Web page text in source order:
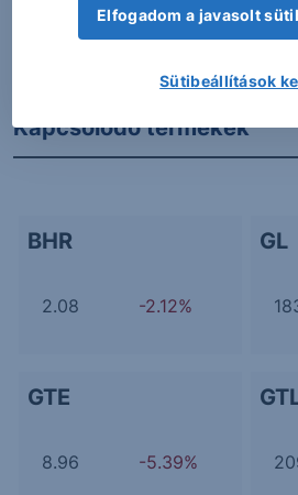
Kapcsolódó termékek
BHR
2.08 -2.12%
GL
GTE
8.96 -5.39%
Elfogadom a javasolt
Sütibeállítások